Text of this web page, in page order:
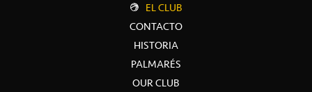
EL CLUB
CONTACTO
HISTORIA
PALMARÉS
OUR CLUB